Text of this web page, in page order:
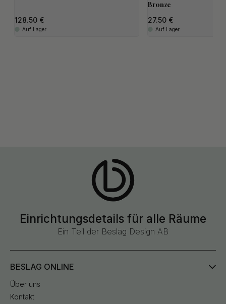
128.50
Auf Lager
Bronze
27.50
Auf Lager
Einrichtungsdetails für alle Räume
Ein Teil der Beslag Design AB
BESLAG ONLINE
Über uns
Kontakt